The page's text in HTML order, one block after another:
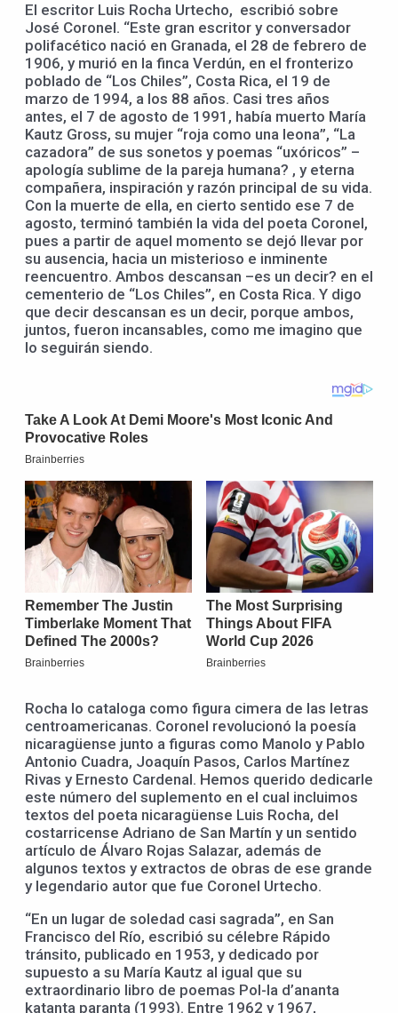
El escritor Luis Rocha Urtecho, escribió sobre
José Coronel. “Este gran escritor y conversador
polifacético nació en Granada, el 28 de febrero de
1906, y murió en la finca Verdún, en el fronterizo
poblado de “Los Chiles”, Costa Rica, el 19 de
marzo de 1994, a los 88 años. Casi tres años
antes, el 7 de agosto de 1991, había muerto María
Kautz Gross, su mujer “roja como una leona”, “La
cazadora” de sus sonetos y poemas “uxóricos” –
apología sublime de la pareja humana? , y eterna
compañera, inspiración y razón principal de su vida.
Con la muerte de ella, en cierto sentido ese 7 de
agosto, terminó también la vida del poeta Coronel,
pues a partir de aquel momento se dejó llevar por
su ausencia, hacia un misterioso e inminente
reencuentro. Ambos descansan –es un decir? en el
cementerio de “Los Chiles”, en Costa Rica. Y digo
que decir descansan es un decir, porque ambos,
juntos, fueron incansables, como me imagino que
lo seguirán siendo.
Rocha lo cataloga como figura cimera de las letras
centroamericanas. Coronel revolucionó la poesía
nicaragüense junto a figuras como Manolo y Pablo
Antonio Cuadra, Joaquín Pasos, Carlos Martínez
Rivas y Ernesto Cardenal. Hemos querido dedicarle
este número del suplemento en el cual incluimos
textos del poeta nicaragüense Luis Rocha, del
costarricense Adriano de San Martín y un sentido
artículo de Álvaro Rojas Salazar, además de
algunos textos y extractos de obras de ese grande
y legendario autor que fue Coronel Urtecho.
“En un lugar de soledad casi sagrada”, en San
Francisco del Río, escribió su célebre Rápido
tránsito, publicado en 1953, y dedicado por
supuesto a su María Kautz al igual que su
extraordinario libro de poemas Pol-la d’ananta
katanta paranta (1993). Entre 1962 y 1967,